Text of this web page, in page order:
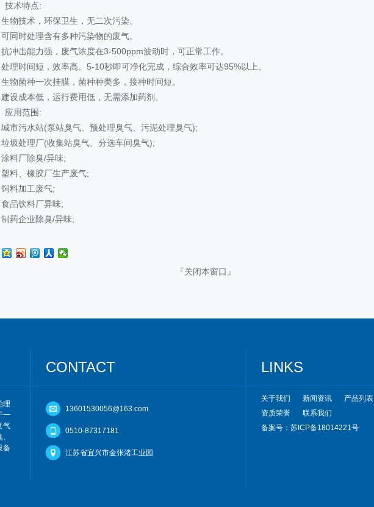
技术特点:
物技术，环保卫生，无二次污染。
同时处理含有多种污染物的废气。
冲击能力强，废气浓度在3-500ppm波动时，可正常工作。
理时间短，效率高。5-10秒即可净化完成，综合效率可达95%以上。
物菌种一次挂膜，菌种种类多，接种时间短。
设成本低，运行费用低，无需添加药剂。
应用范围:
市污水站(泵站臭气、预处理臭气、污泥处理臭气);
圾处理厂(收集站臭气、分选车间臭气);
料厂除臭/异味;
料、橡胶厂生产废气;
料加工废气;
品饮料厂异味;
药企业除臭/异味;
『关闭本窗口 』
理
一
气
备
CONTACT
13601530056@163.com
0510-87317181
江苏省宜兴市金张渚工业园
LINKS
关于我们 新闻资讯 产品列表
资质荣誉
联系我们
备案号：苏ICP备18014221号